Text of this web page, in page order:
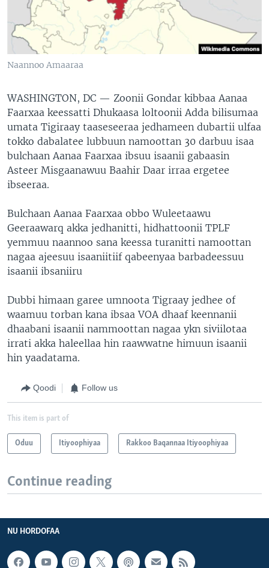
Naannoo Amaaraa
WASHINGTON, DC — Zoonii Gondar kibbaa Aanaa
Faarxaa keessatti Dhukaasa loltoonii Adda bilisumaa
umata Tigiraay taaseseeraa jedhameen dubartii ulfaa
tokko dabalatee lubbuun namoottan 30 darbuu isaa
bulchaan Aanaa Faarxaa ibsuu isaanii gabaasin
Asteer Misgaanawuu Baahir Daar irraa ergetee
ibseeraa.
Bulchaan Aanaa Faarxaa obbo Wuleetaawu
Geeraawarq akka jedhanitti, hidhattoonii TPLF
yemmuu naannoo sana keessa turanitti namoottan
nagaa ajeesuu isaaniitiif qabeenyaa barbadeessuu
isaanii ibsaniiru
Dubbi himaan garee umnoota Tigraay jedhee of
waamuu torban kana ibsaa VOA dhaaf keennanii
dhaabani isaanii nammoottan nagaa ykn siviilotaa
irrati akka haleellaa hin raawwatne himuun isaanii
hin yaadatama.
Qoodi Follow us
This item is part of
Oduu Itiyoophiyaa Rakkoo Baqannaa Itiyoophiyaa
Continue reading
NU HORDOFAA